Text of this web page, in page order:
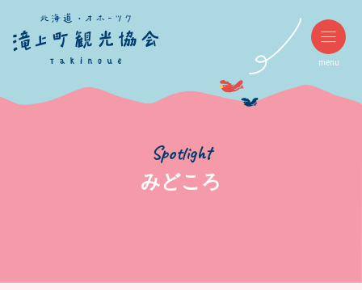
Spotlight
みどころ
menu